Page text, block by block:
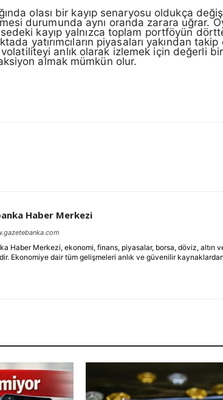
olası bir kayıp senaryosu oldukça
durumunda aynı oranda zarara uğrar.
kayıp yalnızca toplam portföyün
yatırımcıların piyasaları yakından
anlık olarak izlemek için değerli
almak mümkün olur.
Haber Merkezi
Haber Merkezi, ekonomi, finans, piyasalar, borsa, döviz, altın
Ekonomiye dair tüm gelişmeleri anlık ve güvenilir